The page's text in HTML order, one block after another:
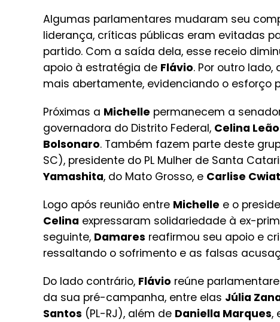
Algumas parlamentares mudaram seu
liderança, críticas públicas eram evitadas
partido. Com a saída dela, esse receio
apoio à estratégia de Flávio. Por outro
mais abertamente, evidenciando o esforço
Próximas a Michelle permanecem a
governadora do Distrito Federal, Celina Leão
Bolsonaro. Também fazem parte deste
SC), presidente do PL Mulher de Santa
Yamashita, do Mato Grosso, e Carlise
Logo após reunião entre Michelle e o
Celina expressaram solidariedade à ex-
seguinte, Damares reafirmou seu apoio e
ressaltando o sofrimento e as falsas
Do lado contrário, Flávio reúne
da sua pré-campanha, entre elas Júlia
Santos (PL-RJ), além de Daniella Marques,